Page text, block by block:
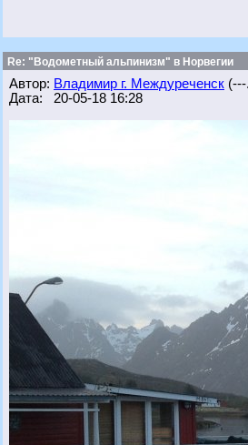
Re: "Водометный альпинизм" в Норвегии
Автор: Владимир г. Междуреченск
Дата: 20-05-18 16:28